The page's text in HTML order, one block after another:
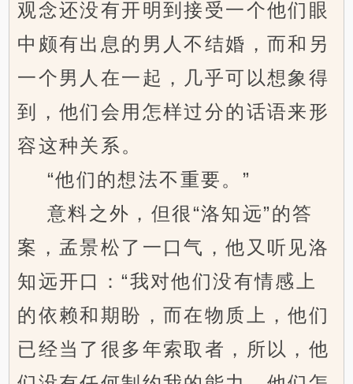
观念还没有开明到接受一个他们眼
中颇有出息的男人不结婚，而和另
一个男人在一起，几乎可以想象得
到，他们会用怎样过分的话语来形
容这种关系。
“他们的想法不重要。”
意料之外，但很“洛知远”的答
案，孟景松了一口气，他又听见洛
知远开口：“我对他们没有情感上
的依赖和期盼，而在物质上，他们
已经当了很多年索取者，所以，他